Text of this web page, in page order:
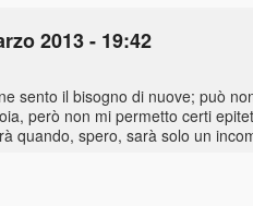
2013 - 19:42
sento il bisogno di nuove; può
però non mi permetto certi
quando, spero, sarà solo un